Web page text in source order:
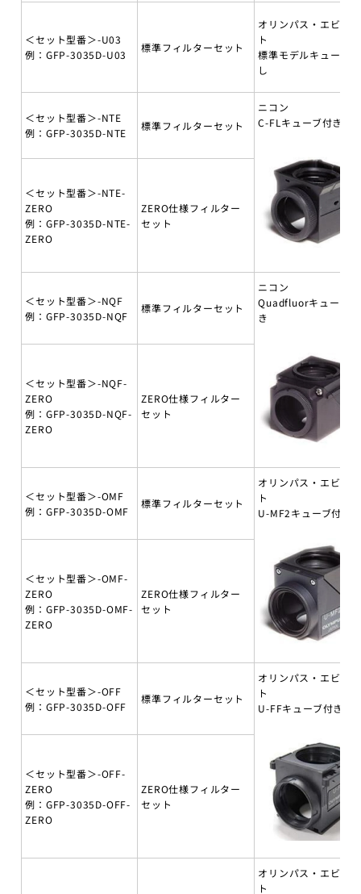
＜セット型番＞-U03
例：GFP-3035D-U03
標準フィルターセット
オリンパス・エビデン
ト
標準モデルキューブ無
し
＜セット型番＞-NTE
例：GFP-3035D-NTE
標準フィルターセット
ニコン
C-FLキューブ付き
＜セット型番＞-NTE-
ZERO
例：GFP-3035D-NTE-
ZERO
ZERO仕様フィルター
セット
＜セット型番＞-NQF
例：GFP-3035D-NQF
標準フィルターセット
ニコン
Quadfluorキューブ付
き
＜セット型番＞-NQF-
ZERO
例：GFP-3035D-NQF-
ZERO
ZERO仕様フィルター
セット
＜セット型番＞-OMF
例：GFP-3035D-OMF
標準フィルターセット
オリンパス・エビデン
ト
U-MF2キューブ付き
＜セット型番＞-OMF-
ZERO
例：GFP-3035D-OMF-
ZERO
ZERO仕様フィルター
セット
＜セット型番＞-OFF
例：GFP-3035D-OFF
標準フィルターセット
オリンパス・エビデン
ト
U-FFキューブ付き
＜セット型番＞-OFF-
ZERO
例：GFP-3035D-OFF-
ZERO
ZERO仕様フィルター
セット
オリンパス・エビデン
ト